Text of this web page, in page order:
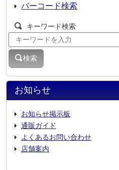
お知らせ
お知らせ掲示板
通販ガイド
よくあるお問い合わせ
店舗案内
バーコード検索
キーワード検索
検索